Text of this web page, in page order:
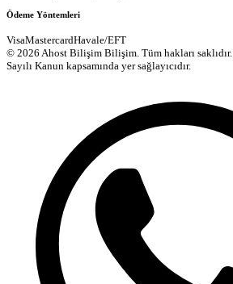
Ödeme Yöntemleri
VisaMastercardHavale/EFT
© 2026 Ahost Bilişim Bilişim. Tüm hakları saklıdır.
Sayılı Kanun kapsamında yer sağlayıcıdır.